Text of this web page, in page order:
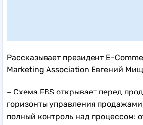
Рассказывает президент E-
Marketing Association Евгений
– Схема FBS открывает перед
горизонты управления
полный контроль над процессом: